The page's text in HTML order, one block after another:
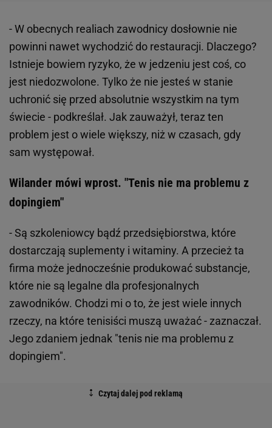
- W obecnych realiach zawodnicy dosłownie nie
powinni nawet wychodzić do restauracji. Dlaczego?
Istnieje bowiem ryzyko, że w jedzeniu jest coś, co
jest niedozwolone. Tylko że nie jesteś w stanie
uchronić się przed absolutnie wszystkim na tym
świecie - podkreślał. Jak zauważył, teraz ten
problem jest o wiele większy, niż w czasach, gdy
sam występował.
Wilander mówi wprost. "Tenis nie ma problemu z
dopingiem"
- Są szkoleniowcy bądź przedsiębiorstwa, które
dostarczają suplementy i witaminy. A przecież ta
firma może jednocześnie produkować substancje,
które nie są legalne dla profesjonalnych
zawodników. Chodzi mi o to, że jest wiele innych
rzeczy, na które tenisiści muszą uważać - zaznaczał.
Jego zdaniem jednak "tenis nie ma problemu z
dopingiem".